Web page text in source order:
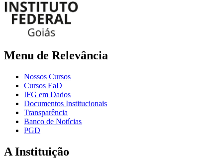
Menu de Relevância
Nossos Cursos
Cursos EaD
IFG em Dados
Documentos Institucionais
Transparência
Banco de Notícias
PGD
A Instituição